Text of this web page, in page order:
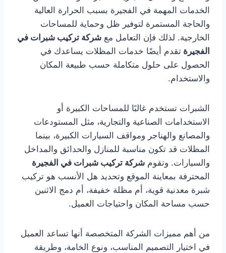
الخدمات المهمة في الفجيرة بسبب الحرارة العالية
والحاجة المستمرة لتوفير ظل وحماية للمساحات
الخارجية. لذلك فإن التعامل مع شركة تركيب شبرات في
الفجيرة تقدم أيضًا خدمات المظلات يساعدك في
الحصول على حلول متكاملة حسب طبيعة المكان
والاستخدام.
الشبرات تستخدم غالبًا للمساحات الكبيرة أو
الاستخدامات الصناعية والتجارية، مثل المستودعات
والمصانع والهناجر ومواقف السيارات الكبيرة، بينما
المظلات قد تكون مناسبة للمنازل والحدائق والمداخل
والسيارات. وتقوم شركة تركيب شبرات في الفجيرة
المحترفة بمعاينة الموقع وتحديد هل الأنسب هو تركيب
شبرة معدنية قوية، أم مظلة خفيفة، أم دمج الاثنين
حسب مساحة المكان واحتياجات العميل.
من أهم مميزات الشركة المتخصصة أنها تساعد العميل
في اختيار التصميم المناسب، ونوع الخامة، وطريقة